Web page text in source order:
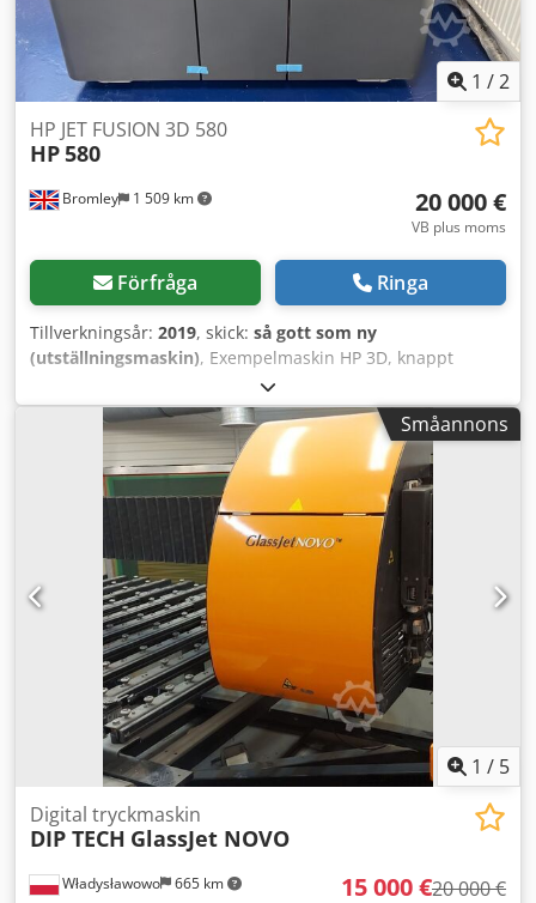
1 /2
Bromley 1 509 km
HP JET FUSION 3D 580
HP580
20 000 €
VB plus moms
Förfråga Ringa
Tillverkningsår: 2019, skick: så gott som ny
(utställningsmaskin), Exempelmaskin HP 3D, knappt
använd, inklusive tillbehör. Finns nära London. Cedpfx
Aislgwb Sedjrf
Småannons
1 / 5
Władysławowo 665 km
Digital tryckmaskin
DIP TECH GlassJet NOVO
15 000 €20 000 €